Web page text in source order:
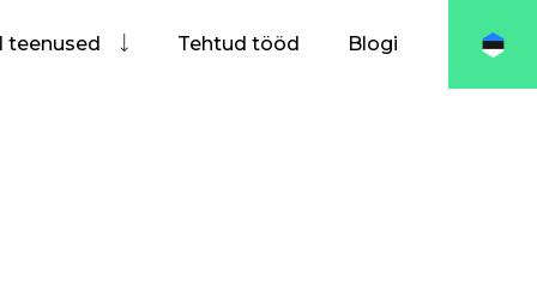
teenused Tehtud tööd Blogi